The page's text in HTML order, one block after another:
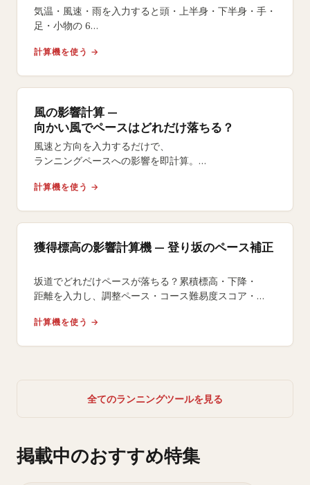
気温・風速・雨を入力すると頭・上半身・下半身・手・
足・小物の 6
レイヤリング解説と体温調節の科学に基づく推奨です。
計算機を使う →
風の影響計算 —
向かい風でペースはどれだけ落ちる？
風速と方向を入力するだけで、
ランニングペースへの影響を即計算。
レース当日の風対策に。
計算機を使う →
獲得標高の影響計算機 — 登り坂のペース補正
坂道でどれだけペースが落ちる？累積標高・下降・
距離を入力し、調整ペース・コース難易度スコア・
計算機を使う →
全てのランニングツールを見る
掲載中のおすすめ特集